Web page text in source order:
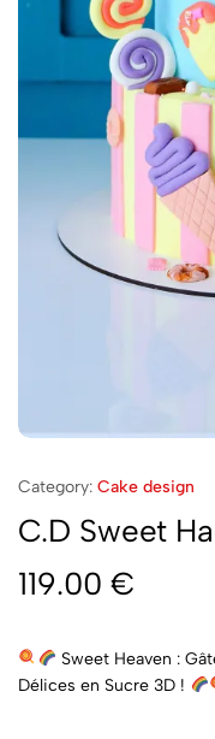
Category: Cake design
C.D Sweet
119.00 €
Sweet Heaven :
Délices en Sucre 3D !